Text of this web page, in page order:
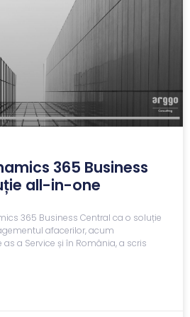
365 Business
all-in-one
365 Business Central ca o soluție
afacerilor, acum
a Service și în România, a scris